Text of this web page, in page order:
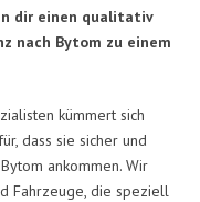
dir einen qualitativ
nach Bytom zu einem
kümmert sich
dass sie sicher und
ankommen. Wir
Fahrzeuge, die speziell